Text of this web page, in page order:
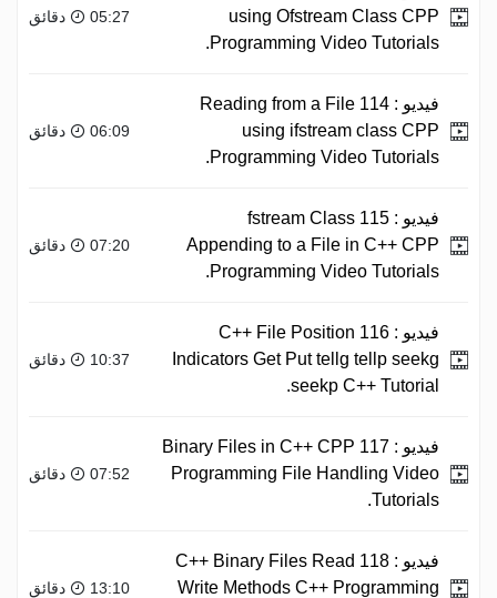
using Ofstream Class CPP
Programming Video Tutorials.
05:27 دقائق
فيديو :
114 Reading from a File
using ifstream class CPP
Programming Video Tutorials.
06:09 دقائق
فيديو :
115 fstream Class
Appending to a File in C++ CPP
Programming Video Tutorials.
07:20 دقائق
فيديو :
116 C++ File Position
Indicators Get Put tellg tellp seekg
seekp C++ Tutorial.
10:37 دقائق
فيديو :
117 Binary Files in C++ CPP
Programming File Handling Video
Tutorials.
07:52 دقائق
فيديو :
118 C++ Binary Files Read
Write Methods C++ Programming
13:10 دقائق